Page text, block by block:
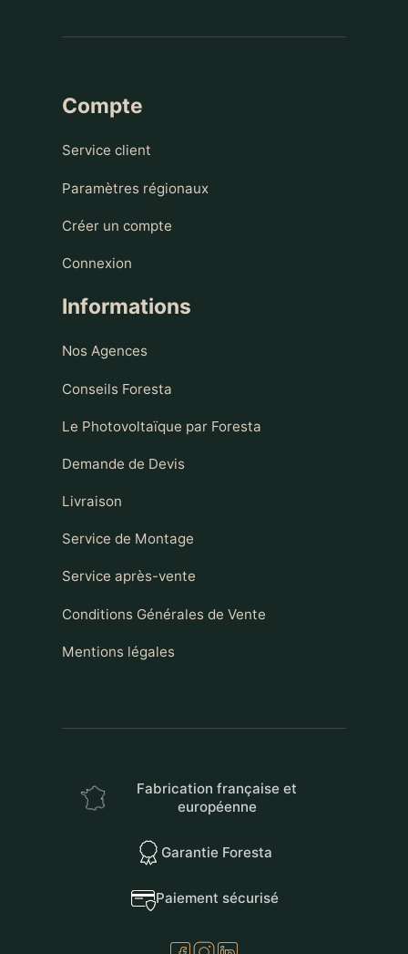
Compte
Service client
Paramètres régionaux
Créer un compte
Connexion
Informations
Nos Agences
Conseils Foresta
Le Photovoltaïque par Foresta
Demande de Devis
Livraison
Service de Montage
Service après-vente
Conditions Générales de Vente
Mentions légales
Fabrication française et
européenne
Garantie Foresta
Paiement sécurisé